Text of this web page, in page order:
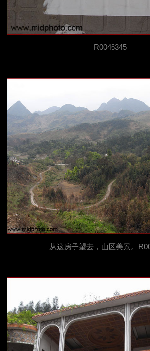
R0046345
从这房子望去，山区美景。